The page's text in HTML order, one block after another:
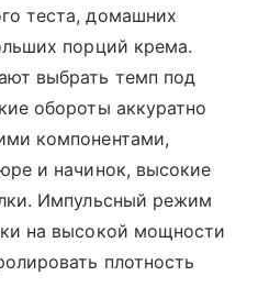
теста, домашних
порций крема.
выбрать темп под
обороты аккуратно
компонентами,
и начинок, высокие
Импульсный режим
на высокой мощности
плотность